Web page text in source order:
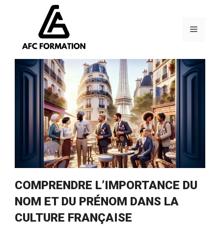
Menu
COMPRENDRE L’IMPORTANCE DU
NOM ET DU PRÉNOM DANS LA
CULTURE FRANÇAISE